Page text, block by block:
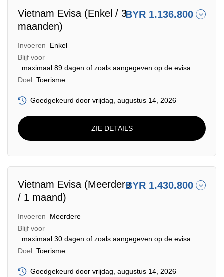
Vietnam Evisa (Enkel / 3
maanden)
BYR 1.136.800
Invoeren
Enkel
Blijf voor
maximaal 89 dagen of zoals aangegeven op de evisa
Doel Toerisme
Goedgekeurd door vrijdag, augustus 14, 2026
ZIE DETAILS
Vietnam Evisa (Meerdere
/ 1 maand)
BYR 1.430.800
Invoeren
Meerdere
Blijf voor
maximaal 30 dagen of zoals aangegeven op de evisa
Doel Toerisme
Goedgekeurd door vrijdag, augustus 14, 2026